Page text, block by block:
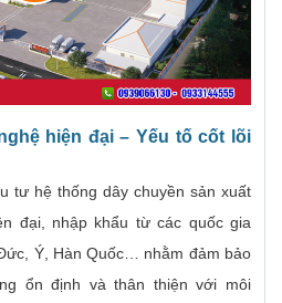
hiện đại – Yếu tố cốt lõi
tư hệ thống dây chuyền sản xuất
đại, nhập khẩu từ các quốc gia
Ý, Hàn Quốc… nhằm đảm bảo
ổn định và thân thiện với môi